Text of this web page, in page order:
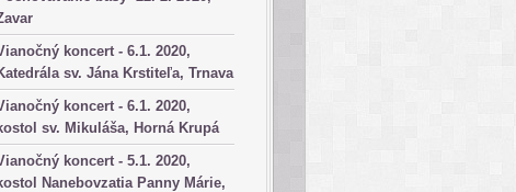
koncert - 6.1. 2020,
sv. Jána Krstiteľa, Trnava
koncert - 6.1. 2020,
sv. Mikuláša, Horná Krupá
koncert - 5.1. 2020,
Nanebovzatia Panny Márie,